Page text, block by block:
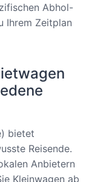
Abhol-
Ihrem Zeitplan
bietet
Reisende.
Anbietern
Kleinwagen ab